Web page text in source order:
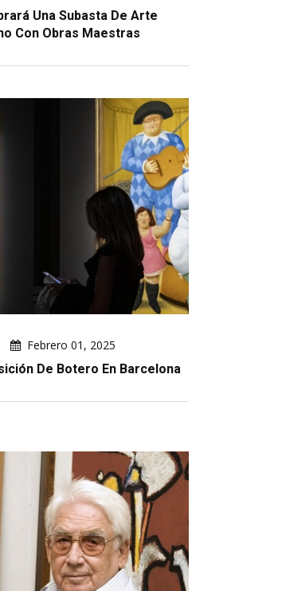
Una Subasta De Arte
Con Obras Maestras
Febrero 01, 2025
De Botero En Barcelona